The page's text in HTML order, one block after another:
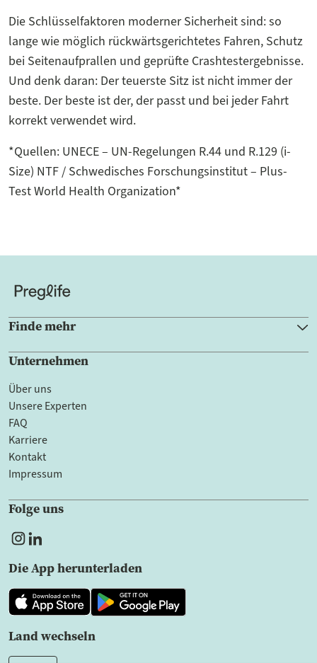
Die Schlüsselfaktoren moderner Sicherheit sind: so
lange wie möglich rückwärtsgerichtetes Fahren, Schutz
bei Seitenaufprallen und geprüfte Crashtestergebnisse.
Und denk daran: Der teuerste Sitz ist nicht immer der
beste. Der beste ist der, der passt und bei jeder Fahrt
korrekt verwendet wird.
*Quellen: UNECE – UN-Regelungen R.44 und R.129 (i-
Size) NTF / Schwedisches Forschungsinstitut – Plus-
Test World Health Organization*
Finde mehr
Unternehmen
Über uns
Unsere Experten
FAQ
Karriere
Kontakt
Impressum
Folge uns
Die App herunterladen
Land wechseln